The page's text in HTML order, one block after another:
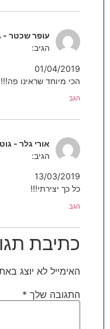
עופר שכטר -
הגיב:
01/04/2019
הכי מיוחד שראינו פה!!!
הגב
אורי גלר -
הגיב:
13/03/2019
כל כך יצירתי!!!
הגב
כתיבת
האימייל לא יוצג
התגובה שלך *